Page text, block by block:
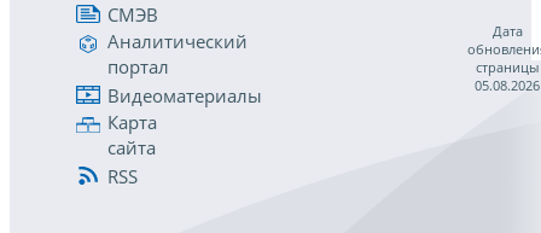
СМЭВ
Аналитический
портал
Видеоматериалы
Карта
сайта
RSS
Дата
страницы
05.08.2026